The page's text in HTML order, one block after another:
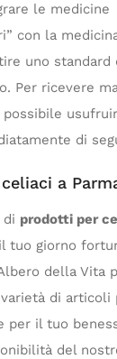
le medicine
con la
uno standard
Per ricevere
possibile
di
a
di prodotti per
tuo giorno
della Vita
di articoli
per il tuo
del